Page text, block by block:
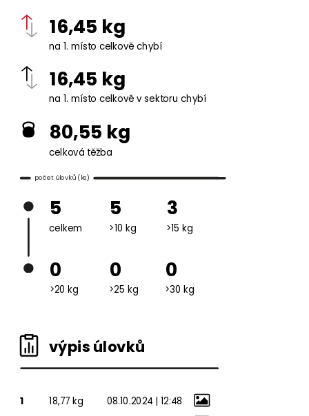
16,45 kg
na 1. místo celkově chybí
16,45 kg
na 1. místo celkově v sektoru chybí
80,55 kg
celková těžba
počet úlovků (ks)
5
celkem
5
>10 kg
3
>15 kg
0
>20 kg
0
>25 kg
0
>30 kg
výpis úlovků
1 18,77 kg
08.10.2024 | 12:48